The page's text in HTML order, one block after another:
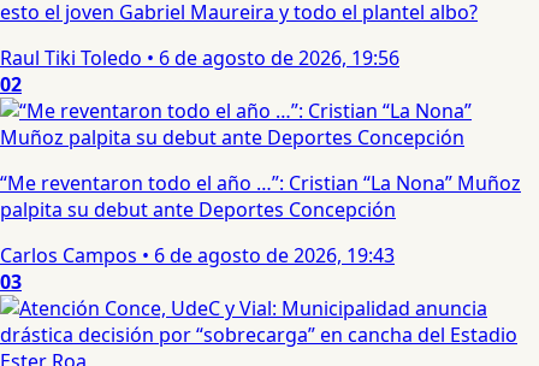
esto el joven Gabriel Maureira y todo el plantel albo?
Raul Tiki Toledo • 6 de agosto de 2026, 19:56
02
“Me reventaron todo el año …”: Cristian “La Nona” Muñoz
palpita su debut ante Deportes Concepción
Carlos Campos • 6 de agosto de 2026, 19:43
03